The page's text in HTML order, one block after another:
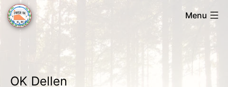
Skip
to
Menu
OK Dellen